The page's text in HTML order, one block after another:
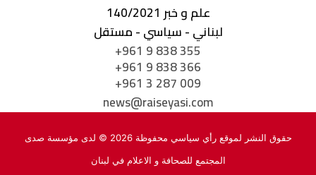
علم و خبر 140/2021
لبناني - سياسي - مستقل
+961 9 838 355
+961 9 838 366
+961 3 287 009
news@raiseyasi.com
حقوق النشر لموقع رأي سياسي محفوظة 2026 © لدى مؤسسة صدى
المجتمع للصحافة و الاعلام في لبنان